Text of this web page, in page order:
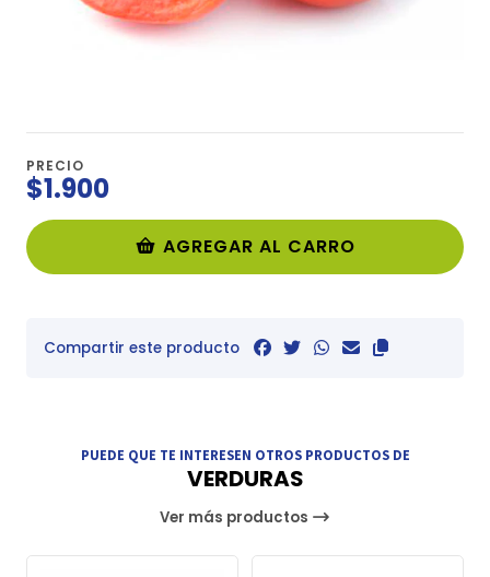
PRECIO
$1.900
AGREGAR AL CARRO
Compartir este producto
PUEDE QUE TE INTERESEN OTROS PRODUCTOS DE
VERDURAS
Ver más productos